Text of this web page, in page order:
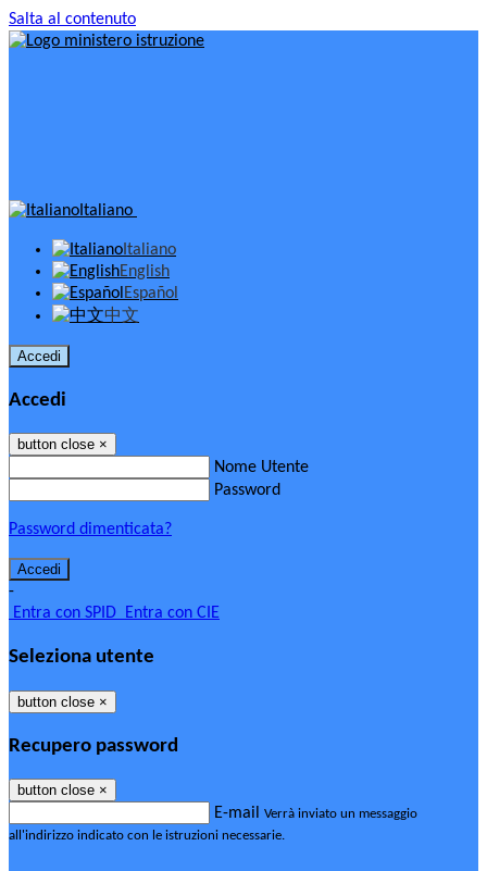
Salta al contenuto
Italiano
Italiano
English
Español
中文
Accedi
Accedi
button close ×
Nome Utente
Password
Password dimenticata?
-
Entra con SPID Entra con CIE
Seleziona utente
button close ×
Recupero password
button close ×
E-mail Verrà inviato un messaggio
all'indirizzo indicato con le istruzioni necessarie.